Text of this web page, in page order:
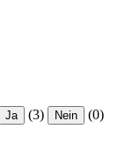
Ja (3) Nein (0)